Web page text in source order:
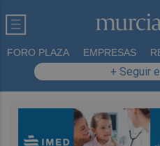
FORO PLAZA EMPRESAS
+ Seguir